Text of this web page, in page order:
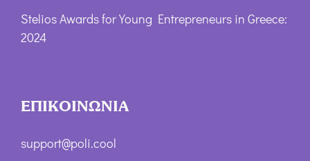
Stelios Awards for Young Entrepreneurs in Greece:
2024
ΕΠΙΚΟΙΝΩΝΙΑ
support@poli.cool